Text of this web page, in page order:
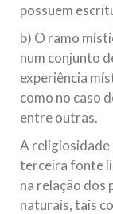
possuem
b) O ramo
num conjunto
experiência
como no caso
entre outras.
A religiosidade
terceira fonte
na relação dos
naturais, tais